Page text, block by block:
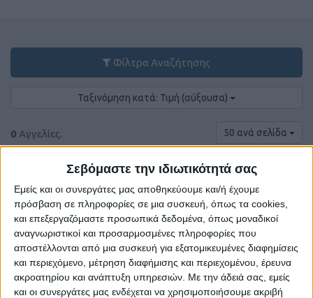
Σεβόμαστε την ιδιωτικότητά σας
Εμείς και οι συνεργάτες μας αποθηκεύουμε και/ή έχουμε
πρόσβαση σε πληροφορίες σε μια συσκευή, όπως τα cookies,
και επεξεργαζόμαστε προσωπικά δεδομένα, όπως μοναδικοί
αναγνωριστικοί και προσαρμοσμένες πληροφορίες που
αποστέλλονται από μια συσκευή για εξατομικευμένες διαφημίσεις
και περιεχόμενο, μέτρηση διαφήμισης και περιεχομένου, έρευνα
ακροατηρίου και ανάπτυξη υπηρεσιών. Με την άδειά σας, εμείς
και οι συνεργάτες μας ενδέχεται να χρησιμοποιήσουμε ακριβή
Φίλτρα Αναζήτησης
Ταξινόμηση κατά: Τιμή (αύξουσα)
0 Αγγελίες. 50 ανά σελίδα